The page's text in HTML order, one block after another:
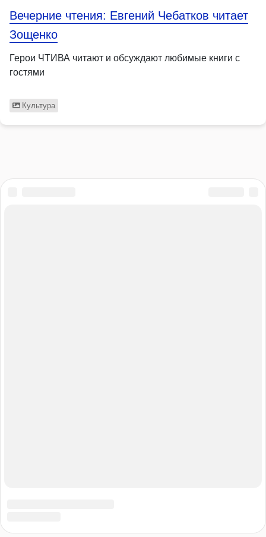
Вечерние чтения: Евгений Чебатков читает
Зощенко
Герои ЧТИВА читают и обсуждают любимые книги с
гостями
Культура